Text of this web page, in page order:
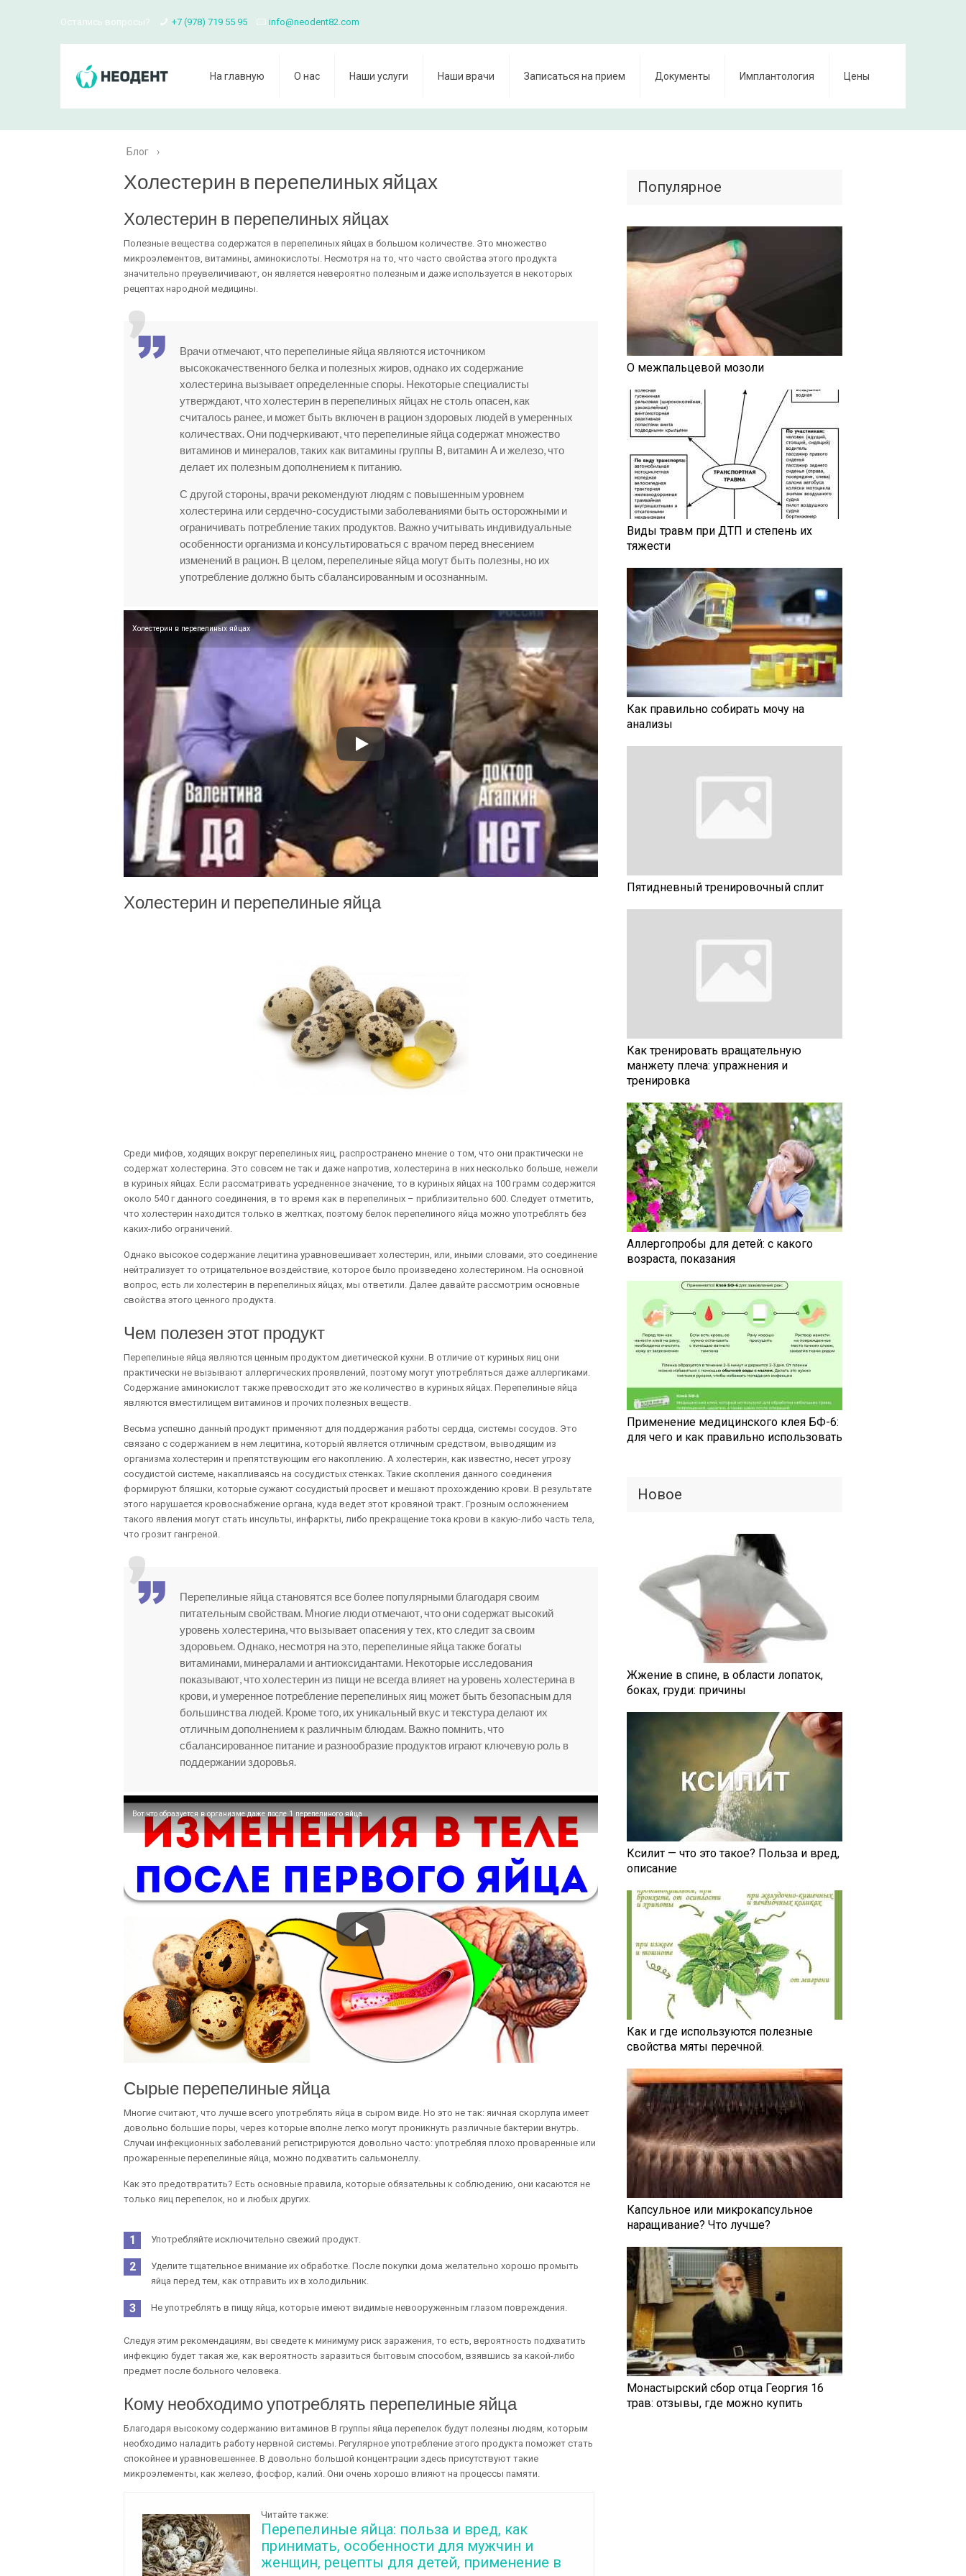
Остались вопросы? +7 (978) 719 55 95 info@neodent82.com
На главную О нас Наши услуги Наши врачи Записаться на прием Документы Имплантология Цены
Блог ›
Холестерин в перепелиных яйцах
Холестерин в перепелиных яйцах
Полезные вещества содержатся в перепелиных яйцах в большом количестве. Это множество
микроэлементов, витамины, аминокислоты. Несмотря на то, что часто свойства этого продукта
значительно преувеличивают, он является невероятно полезным и даже используется в некоторых
рецептах народной медицины.
Врачи отмечают, что перепелиные яйца являются источником
высококачественного белка и полезных жиров, однако их содержание
холестерина вызывает определенные споры. Некоторые специалисты
утверждают, что холестерин в перепелиных яйцах не столь опасен, как
считалось ранее, и может быть включен в рацион здоровых людей в умеренных
количествах. Они подчеркивают, что перепелиные яйца содержат множество
витаминов и минералов, таких как витамины группы B, витамин A и железо, что
делает их полезным дополнением к питанию.
С другой стороны, врачи рекомендуют людям с повышенным уровнем
холестерина или сердечно-сосудистыми заболеваниями быть осторожными и
ограничивать потребление таких продуктов. Важно учитывать индивидуальные
особенности организма и консультироваться с врачом перед внесением
изменений в рацион. В целом, перепелиные яйца могут быть полезны, но их
употребление должно быть сбалансированным и осознанным.
Холестерин в перепелиных яйцах
Холестерин и перепелиные яйца
Среди мифов, ходящих вокруг перепелиных яиц, распространено мнение о том, что они практически не
содержат холестерина. Это совсем не так и даже напротив, холестерина в них несколько больше, нежели
в куриных яйцах. Если рассматривать усредненное значение, то в куриных яйцах на 100 грамм содержится
около 540 г данного соединения, в то время как в перепелиных – приблизительно 600. Следует отметить,
что холестерин находится только в желтках, поэтому белок перепелиного яйца можно употреблять без
каких-либо ограничений.
Однако высокое содержание лецитина уравновешивает холестерин, или, иными словами, это соединение
нейтрализует то отрицательное воздействие, которое было произведено холестерином. На основной
вопрос, есть ли холестерин в перепелиных яйцах, мы ответили. Далее давайте рассмотрим основные
свойства этого ценного продукта.
Чем полезен этот продукт
Перепелиные яйца являются ценным продуктом диетической кухни. В отличие от куриных яиц они
практически не вызывают аллергических проявлений, поэтому могут употребляться даже аллергиками.
Содержание аминокислот также превосходит это же количество в куриных яйцах. Перепелиные яйца
являются вместилищем витаминов и прочих полезных веществ.
Весьма успешно данный продукт применяют для поддержания работы сердца, системы сосудов. Это
связано с содержанием в нем лецитина, который является отличным средством, выводящим из
организма холестерин и препятствующим его накоплению. А холестерин, как известно, несет угрозу
сосудистой системе, накапливаясь на сосудистых стенках. Такие скопления данного соединения
формируют бляшки, которые сужают сосудистый просвет и мешают прохождению крови. В результате
этого нарушается кровоснабжение органа, куда ведет этот кровяной тракт. Грозным осложнением
такого явления могут стать инсульты, инфаркты, либо прекращение тока крови в какую-либо часть тела,
что грозит гангреной.
Перепелиные яйца становятся все более популярными благодаря своим
питательным свойствам. Многие люди отмечают, что они содержат высокий
уровень холестерина, что вызывает опасения у тех, кто следит за своим
здоровьем. Однако, несмотря на это, перепелиные яйца также богаты
витаминами, минералами и антиоксидантами. Некоторые исследования
показывают, что холестерин из пищи не всегда влияет на уровень холестерина в
крови, и умеренное потребление перепелиных яиц может быть безопасным для
большинства людей. Кроме того, их уникальный вкус и текстура делают их
отличным дополнением к различным блюдам. Важно помнить, что
сбалансированное питание и разнообразие продуктов играют ключевую роль в
поддержании здоровья.
Вот что образуется в организме даже после 1 перепелиного яйца
Сырые перепелиные яйца
Многие считают, что лучше всего употреблять яйца в сыром виде. Но это не так: яичная скорлупа имеет
довольно большие поры, через которые вполне легко могут проникнуть различные бактерии внутрь.
Случаи инфекционных заболеваний регистрируются довольно часто: употребляя плохо проваренные или
прожаренные перепелиные яйца, можно подхватить сальмонеллу.
Как это предотвратить? Есть основные правила, которые обязательны к соблюдению, они касаются не
только яиц перепелок, но и любых других.
Употребляйте исключительно свежий продукт.
Уделите тщательное внимание их обработке. После покупки дома желательно хорошо промыть
яйца перед тем, как отправить их в холодильник.
Не употреблять в пищу яйца, которые имеют видимые невооруженным глазом повреждения.
Следуя этим рекомендациям, вы сведете к минимуму риск заражения, то есть, вероятность подхватить
инфекцию будет такая же, как вероятность заразиться бытовым способом, взявшись за какой-либо
предмет после больного человека.
Кому необходимо употреблять перепелиные яйца
Благодаря высокому содержанию витаминов В группы яйца перепелок будут полезны людям, которым
необходимо наладить работу нервной системы. Регулярное употребление этого продукта поможет стать
спокойнее и уравновешеннее. В довольно большой концентрации здесь присутствуют такие
микроэлементы, как железо, фосфор, калий. Они очень хорошо влияют на процессы памяти.
Читайте также:
Перепелиные яйца: польза и вред, как
принимать, особенности для мужчин и
женщин, рецепты для детей, применение в
Популярное
О межпальцевой мозоли
Виды травм при ДТП и степень их
тяжести
Как правильно собирать мочу на
анализы
Пятидневный тренировочный сплит
Как тренировать вращательную
манжету плеча: упражнения и
тренировка
Аллергопробы для детей: с какого
возраста, показания
Применение медицинского клея БФ-6:
для чего и как правильно использовать
Новое
Жжение в спине, в области лопаток,
боках, груди: причины
Ксилит — что это такое? Польза и вред,
описание
Как и где используются полезные
свойства мяты перечной.
Капсульное или микрокапсульное
наращивание? Что лучше?
Монастырский сбор отца Георгия 16
трав: отзывы, где можно купить